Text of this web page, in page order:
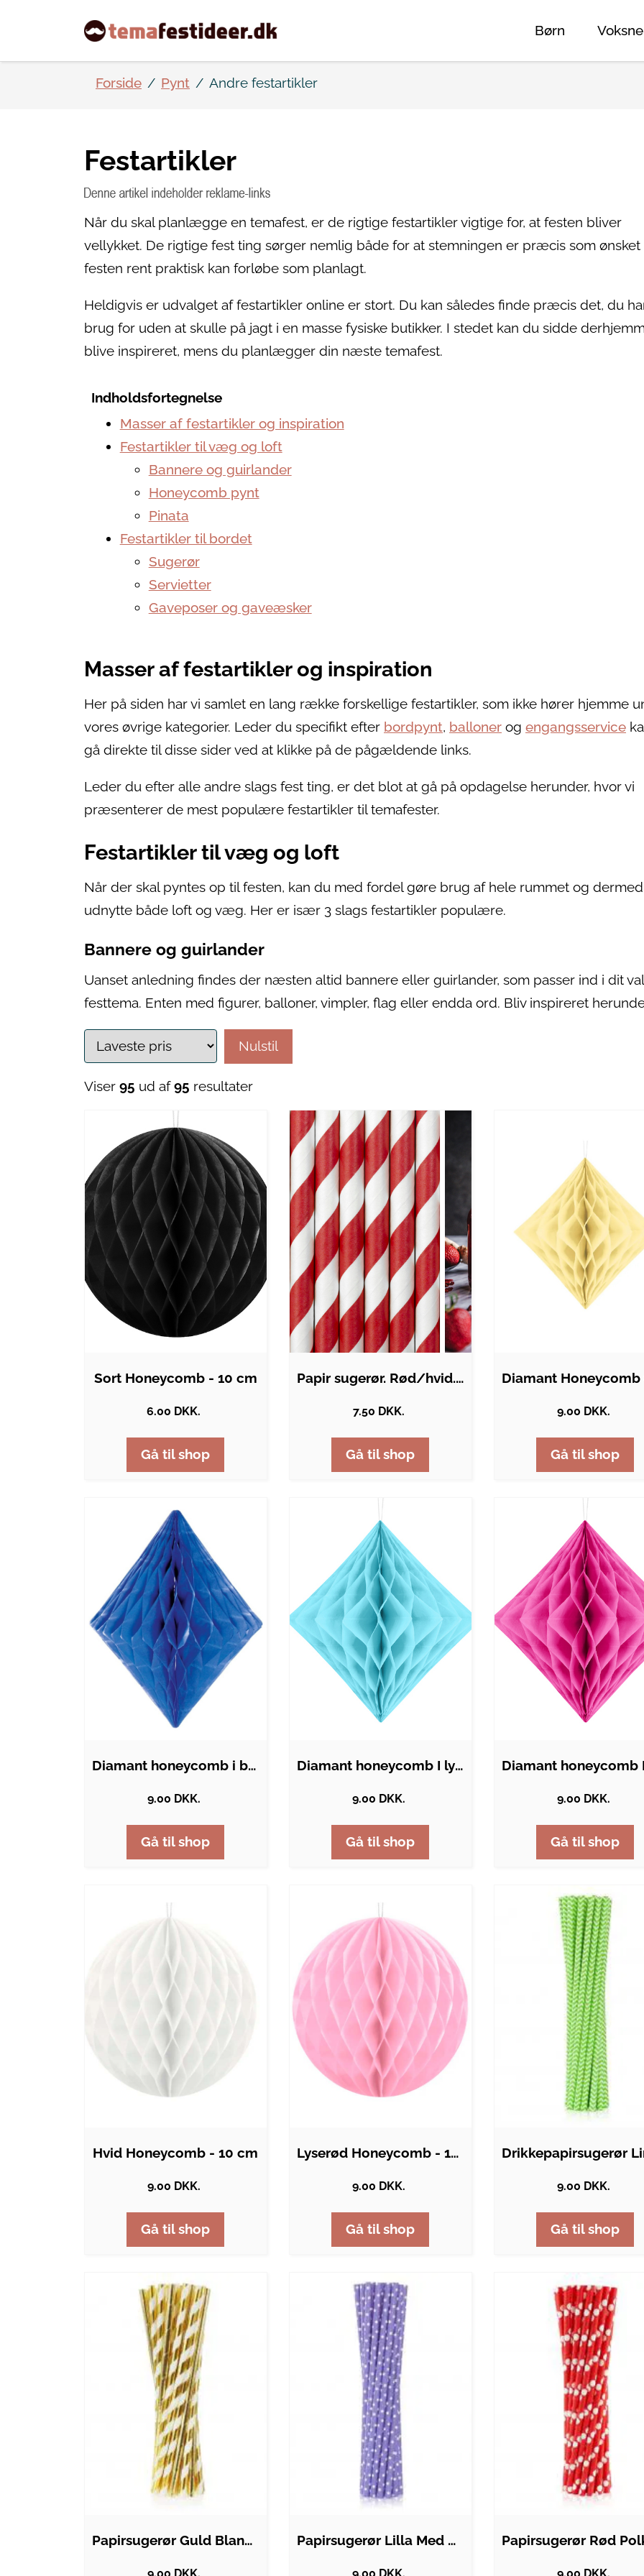
Børn Voksne
Forside Pynt Andre festartikler
Festartikler
Når du skal planlægge en temafest, er de rigtige festartikler vigtige for, at festen bliver
vellykket. De rigtige fest ting sørger nemlig både for at stemningen er præcis som ønsket
festen rent praktisk kan forløbe som planlagt.
Heldigvis er udvalget af festartikler online er stort. Du kan således finde præcis det, du
brug for uden at skulle på jagt i en masse fysiske butikker. I stedet kan du sidde
blive inspireret, mens du planlægger din næste temafest.
Indholdsfortegnelse
Masser af festartikler og inspiration
Festartikler til væg og loft
Bannere og guirlander
Honeycomb pynt
Pinata
Festartikler til bordet
Sugerør
Servietter
Gaveposer og gaveæsker
Masser af festartikler og inspiration
Her på siden har vi samlet en lang række forskellige festartikler, som ikke hører hjemme
vores øvrige kategorier. Leder du specifikt efter bordpynt, balloner og engangsservice
gå direkte til disse sider ved at klikke på de pågældende links.
Leder du efter alle andre slags fest ting, er det blot at gå på opdagelse herunder, hvor vi
præsenterer de mest populære festartikler til temafester.
Festartikler til væg og loft
Når der skal pyntes op til festen, kan du med fordel gøre brug af hele rummet og dermed
udnytte både loft og væg. Her er især 3 slags festartikler populære.
Bannere og guirlander
Uanset anledning findes der næsten altid bannere eller guirlander, som passer ind i dit
festtema. Enten med figurer, balloner, vimpler, flag eller endda ord. Bliv inspireret
Nulstil
Viser 95 ud af95 resultater
Sort Honeycomb - 10 cm
6.00 DKK.
Gå til shop
Papir sugerør. Rød/hvid. 10 stk
7.50 DKK.
Gå til shop
9.00 DKK.
Gå til shop
Diamant honeycomb i blå - 20 cm
9.00 DKK.
Gå til shop
Diamant honeycomb I lyseblå - 20 cm
9.00 DKK.
Gå til shop
9.00 DKK.
Gå til shop
Hvid Honeycomb - 10 cm
9.00 DKK.
Gå til shop
Lyserød Honeycomb - 10 cm
9.00 DKK.
Gå til shop
9.00 DKK.
Gå til shop
Papirsugerør Guld Blanding Af To Designs…
9.00 DKK.
Papirsugerør Lilla Med Hvide Prikker…
9.00 DKK. 9.00 DKK.